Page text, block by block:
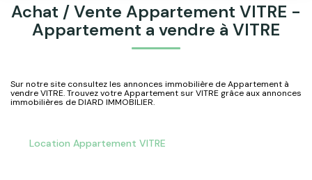
FAIRE GÉRER SON BIEN
Sélectionnez...
Type de bien
Surface min
Créer une alerte
Achat / Vente Appartement VITRE -
Appartement a vendre à VITRE
Sur notre site consultez les annonces immobilière de Appartement à
vendre VITRE. Trouvez votre Appartement sur VITRE grâce aux annonces
immobilières de DIARD IMMOBILIER.
Location Appartement VITRE